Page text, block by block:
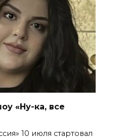
«Ну-ка, все
10 июля стартовал